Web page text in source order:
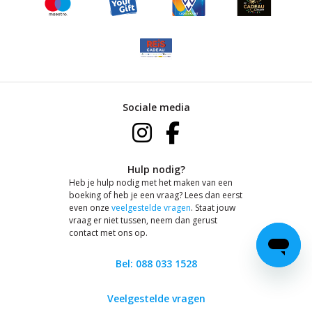
Sociale media
Hulp nodig?
Heb je hulp nodig met het maken van een
boeking of heb je een vraag? Lees dan eerst
even onze veelgestelde vragen. Staat jouw
vraag er niet tussen, neem dan gerust
contact met ons op.
Bel: 088 033 1528
Veelgestelde vragen